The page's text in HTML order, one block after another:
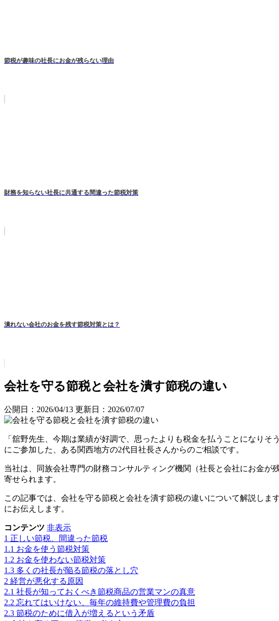
節税が趣味の社長にお金が残らない理由
財務を知らない社長に共通する間違った節税対策
潰れない会社のお金を残す節税対策とは？
会社を守る節税と会社を潰す節税の違い
公開日：2026/04/13 更新日：2026/07/07
「舘野先生、今期は業績が好調で、思ったよりも税金を払うことになり
にご参加した、ある関西地方の2代目社長さんからのご相談です。
当社は、同族会社専門の財務コンサルティング機関（社長と会社にお金
寄せられます。
この記事では、会社を守る節税と会社を潰す節税の違いについて解説し
にお伝えします。
コンテンツ 非表示
1 正しい節税、間違った節税
1.1 お金を使う節税対策
1.2 お金を使わない節税対策
1.3 多くの社長が陥る節税の落とし穴
2 経営が悪化する原因
2.1 社長が知っておくべき節税商品の営業マンの真意
2.2 忘れてはいけない、毎年の維持費や管理費の負担
2.3 節税のために借入が増えるという矛盾